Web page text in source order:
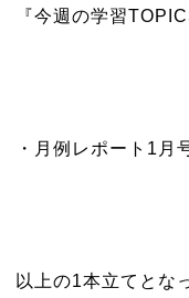
『今週の学習
・月例レポート1
以上の1本立てとな